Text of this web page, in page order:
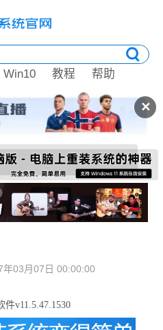
✕
Win10 教程 帮助
03月07日 00:00:00
v11.5.47.1530